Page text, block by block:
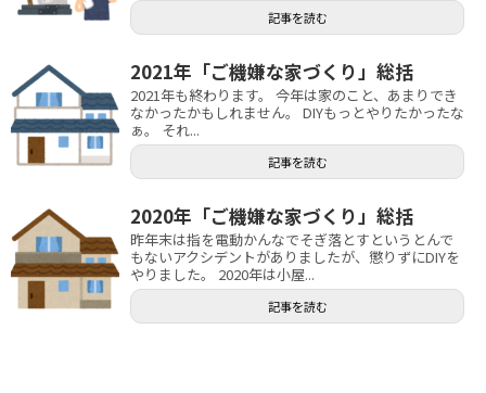
記事を読む
2021年「ご機嫌な家づくり」総括
2021年も終わります。 今年は家のこと、あまりでき
なかったかもしれません。 DIYもっとやりたかったな
ぁ。 それ...
記事を読む
2020年「ご機嫌な家づくり」総括
昨年末は指を電動かんなでそぎ落とすというとんで
もないアクシデントがありましたが、懲りずにDIYを
やりました。 2020年は小屋...
記事を読む